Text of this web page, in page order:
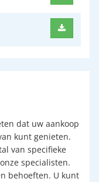
dat uw aankoop
kunt genieten.
van specifieke
specialisten.
behoeften. U kunt